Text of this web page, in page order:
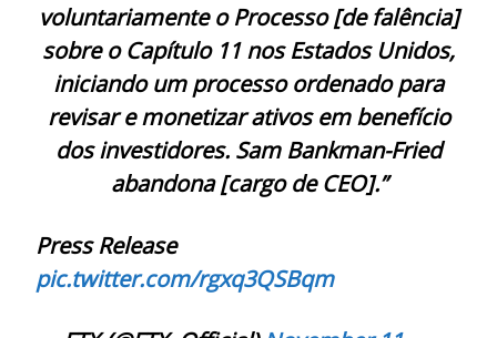
voluntariamente o Processo [de falência]
sobre o Capítulo 11 nos Estados Unidos,
iniciando um processo ordenado para
revisar e monetizar ativos em benefício
dos investidores. Sam Bankman-Fried
abandona [cargo de CEO].”
Press Release
pic.twitter.com/rgxq3QSBqm